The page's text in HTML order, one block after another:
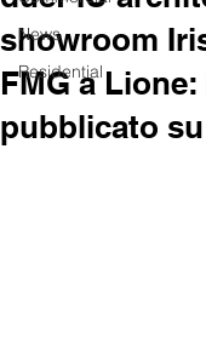
News
Residential
showroom
FMG a
pubblicato